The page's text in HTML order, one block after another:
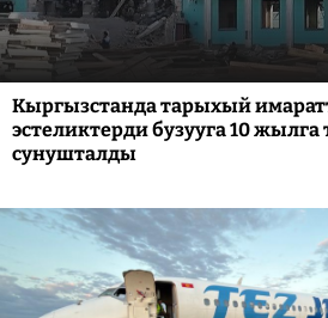
Кыргызстанда тарыхый
эстеликтерди бузууга 10
сунушталды